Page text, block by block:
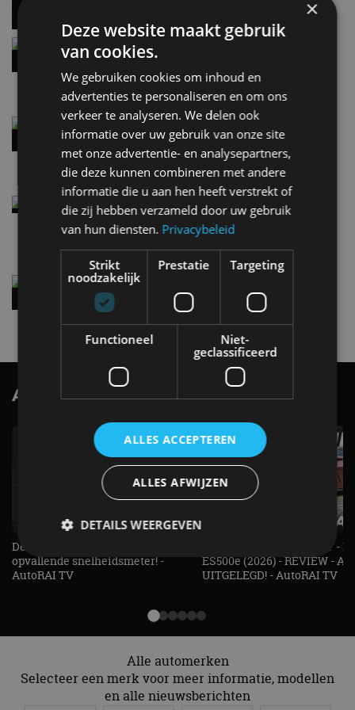
Hennessey Blackbird krijgt atmosferische V8 en
handbak: soms is eenvoud leuker
5 aug
Audi A2 e-Tron mikt op verbruik van 12,8 kWh
per 100 kilometer
4 aug
Elektrische Geely E2 (tijdelijk) net zo goedkoop
als een Renault Twingo
4 aug
Vernieuwde Hyundai Ioniq 6 rijdt tot 680
kilometer en wordt goedkoper
AutoRAI.nl TV
De Renault Twingo heeft een
opvallende snelheidsmeter! -
AutoRAI TV
De perfecte (gezins)taxi? -
ES500e (2026) - REVIEW -
UITGELEGD! - AutoRAI TV
Alle automerken
Selecteer een merk voor meer informatie, modellen
en alle nieuwsberichten
×
Deze website maakt gebruik
van cookies.
We gebruiken cookies om inhoud en
advertenties te personaliseren en om ons
verkeer te analyseren. We delen ook
informatie over uw gebruik van onze site
met onze advertentie- en analysepartners,
die deze kunnen combineren met andere
informatie die u aan hen heeft verstrekt of
die zij hebben verzameld door uw gebruik
van hun diensten. Privacybeleid
Strikt
noodzakelijk
Prestatie Targeting
Functioneel
Niet-
geclassificeerd
ALLES ACCEPTEREN
ALLES AFWIJZEN
DETAILS WEERGEVEN
Functioneel
Niet-geclassificeerd
Strikt noodzakelijke cookies maken de
gebruikersaanmelding en accountbeheer. De
website kan niet goed worden gebruikt zonder de
strikt noodzakelijke cookies.